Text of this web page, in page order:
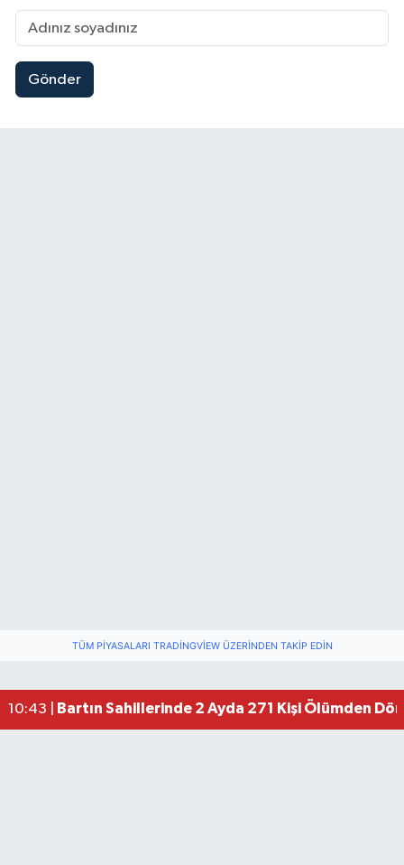
Gönder
TÜM PIYASALARI TRADINGVIEW ÜZERINDEN TAKIP EDIN
10:43 | Bartın Sahillerinde 2 Ayda 271 Kişi Ölümden